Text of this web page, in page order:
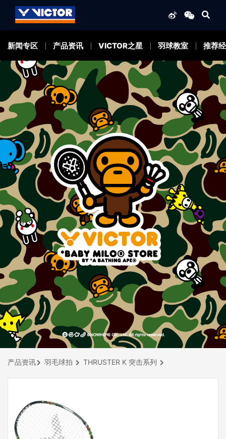
新闻专区 产品资讯 VICTOR之星 羽球教室 推荐
产品资讯 羽毛球拍 THRUSTER K 突击系列